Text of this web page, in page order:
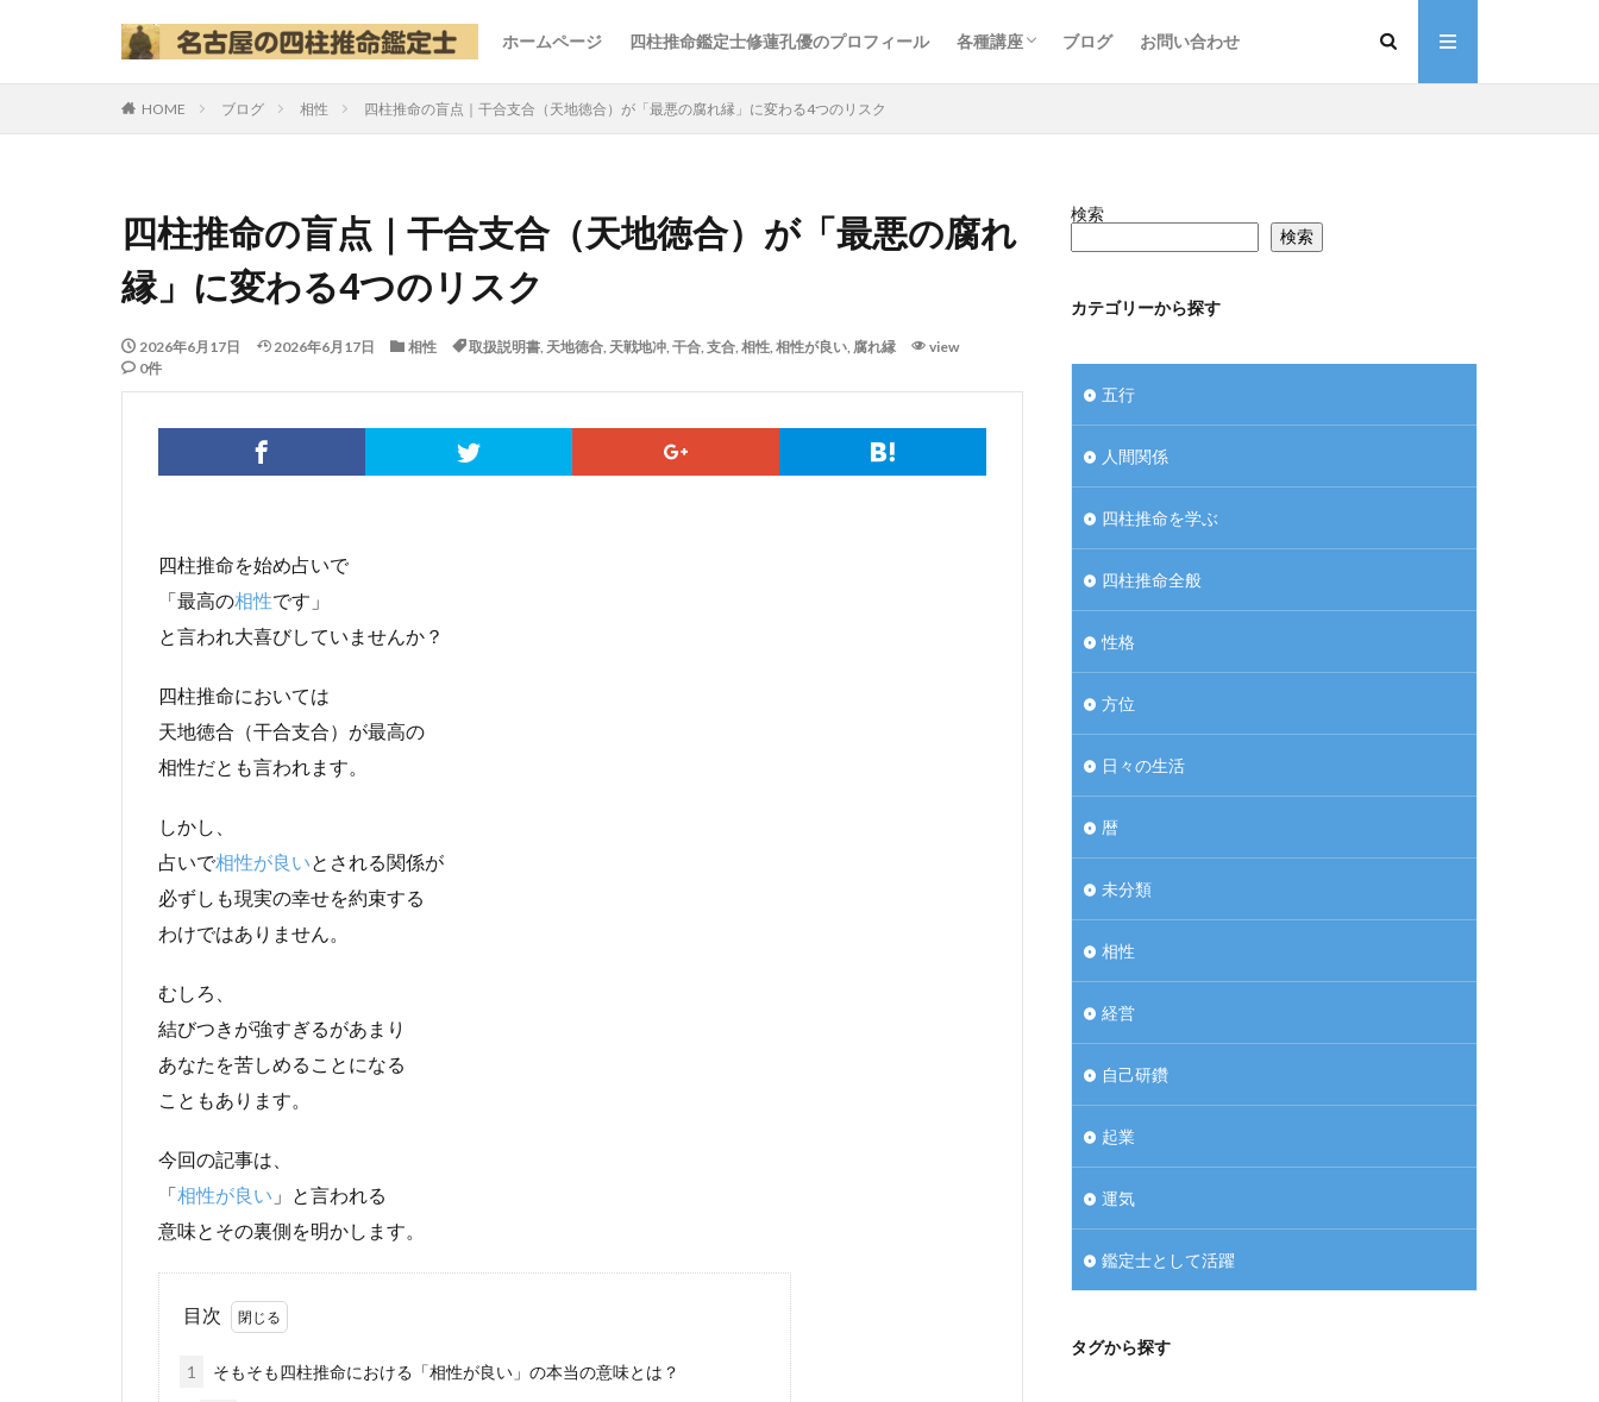
ホームページ 四柱推命鑑定士修蓮孔優のプロフィール 各種講座 ブログ お問い合わせ
HOME ブログ 相性 四柱推命の盲点｜干合支合（天地徳合）が「最悪の腐れ縁」に変わる4つのリスク
四柱推命の盲点｜干合支合（天地徳合）が「最悪の腐れ
縁」に変わる4つのリスク
2026年6月17日 2026年6月17日 相性 取扱説明書, 天地徳合, 天戦地冲, 干合, 支合, 相性, 相性が良い, 腐れ縁
view
0件
四柱推命を始め占いで
「最高の相性です」
と言われ大喜びしていませんか？
四柱推命においては
天地徳合（干合支合）が最高の
相性だとも言われます。
しかし、
占いで相性が良いとされる関係が
必ずしも現実の幸せを約束する
わけではありません。
むしろ、
結びつきが強すぎるがあまり
あなたを苦しめることになる
こともあります。
今回の記事は、
「 相性が良い 」と言われる
意味とその裏側を明かします。
目次
1 そもそも四柱推命における「相性が良い」の本当の意味とは？
検索
検索
カテゴリーから探す
五行
人間関係
四柱推命を学ぶ
四柱推命全般
性格
方位
日々の生活
暦
未分類
相性
経営
自己研鑽
起業
運気
鑑定士として活躍
タグから探す